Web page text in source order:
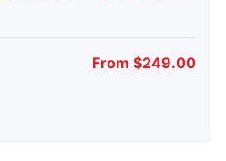
From $249.00